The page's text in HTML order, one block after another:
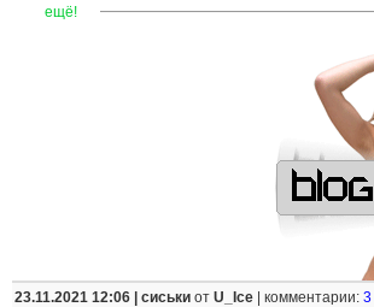
ещё! ——————————————
23.11.2021 12:06 | сиськи от U_Ice комментарии: 3